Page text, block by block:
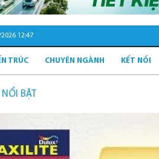
12:47
TRÚC CHUYÊN NGÀNH KẾT NỐI
NỔI BẬT